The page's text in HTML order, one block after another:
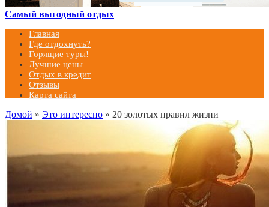
Самый выгодный отдых
Главная
Где отдохнуть?
Горящие туры!
Лучшие цены
Отдых в кредит
Отзывы
Карта сайта
Домой » Это интересно » 20 золотых правил жизни